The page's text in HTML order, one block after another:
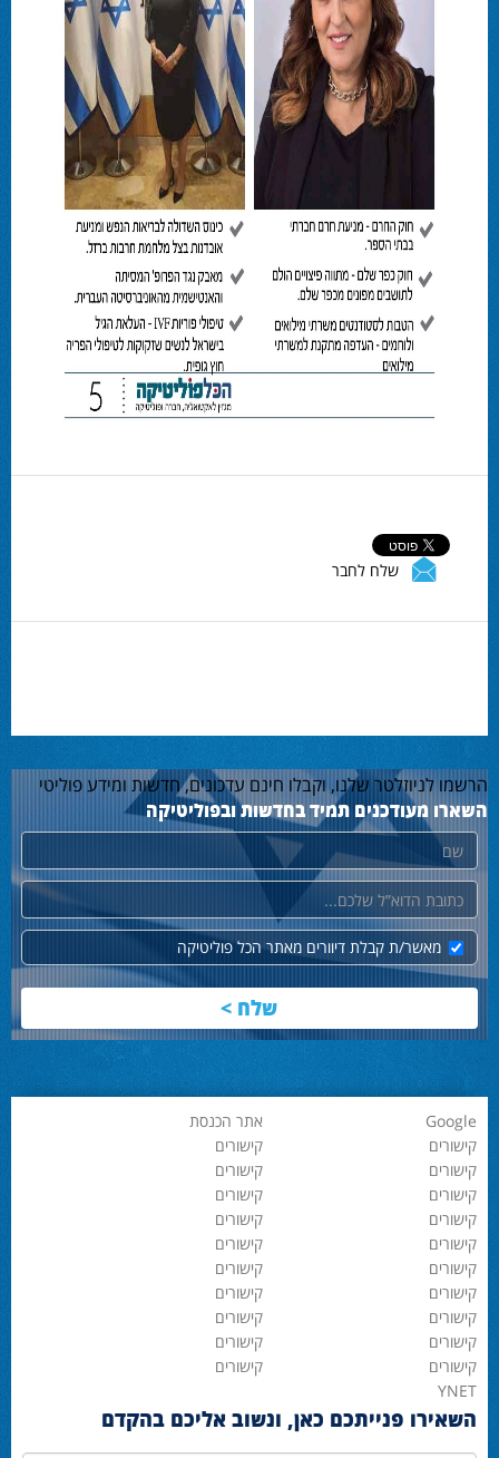
שלח לחבר
הרשמו לניוזלטר שלנו, וקבלו חינם עדכונים, חדשות ומידע פוליטי
השארו מעודכנים תמיד בחדשות ובפוליטיקה
שם
דוא"ל
מאשר/ת קבלת דיוורים מאתר הכל פוליטיקה
Google אתר הכנסת
YNET
קישורים קישורים
קישורים קישורים
קישורים קישורים
קישורים קישורים
קישורים קישורים
קישורים קישורים
קישורים קישורים
קישורים קישורים
קישורים קישורים
קישורים קישורים
השאירו פנייתכם כאן, ונשוב אליכם בהקדם